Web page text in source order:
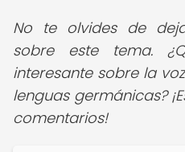
No te olvides de
sobre este tema.
interesante sobre la
lenguas germánicas?
comentarios!